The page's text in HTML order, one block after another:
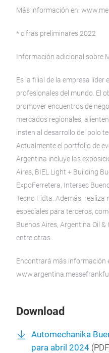
Más información en:
* cifras preliminares 2022
Información adicional sobre
Es la filial de la empresa
profesionales del mundo. El
promover encuentros de
mercados regionales,
insten al desarrollo del polo
Actualmente el portfolio de
Argentina incluye las
Aires, BIEL Light + Building
ExpoFerretera, Intersec
Tecno Fidta. Además,
especiales para terceros,
Buenos Aires, Argentina Oil
entre otras.
Encontrará más información
Download
Automechanika
para abril 2024 (PDF